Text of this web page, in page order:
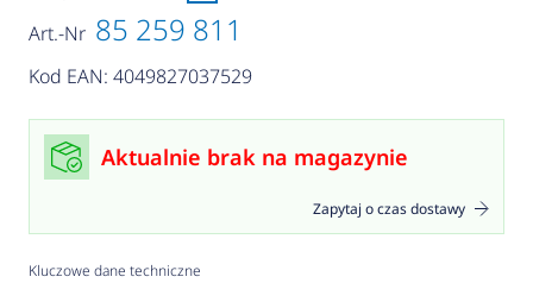
Art.-Nr 85 259 811
Kod EAN: 4049827037529
Aktualnie brak na magazynie
Zapytaj o czas dostawy
Kluczowe dane techniczne